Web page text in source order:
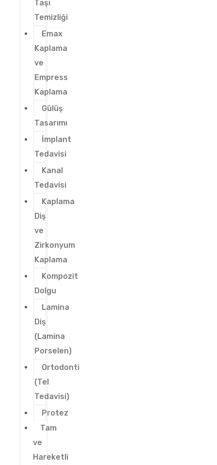
Taşı
Temizliği
Emax
Kaplama
ve
Empress
Kaplama
Gülüş
Tasarımı
İmplant
Tedavisi
Kanal
Tedavisi
Kaplama
Diş
ve
Zirkonyum
Kaplama
Kompozit
Dolgu
Lamina
Diş
(Lamina
Porselen)
Ortodonti
(Tel
Tedavisi)
Protez
Tam
ve
Hareketli